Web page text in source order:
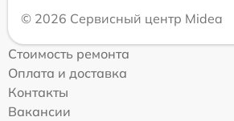
© 2026 Сервисный центр Midea
Стоимость ремонта
Оплата и доставка
Контакты
Вакансии